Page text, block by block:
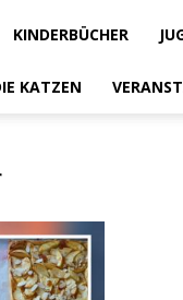
KINDERBÜCHER
KATZEN